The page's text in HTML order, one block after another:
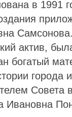
в 1991
актив,
богатый
города
Совета
Ивановна